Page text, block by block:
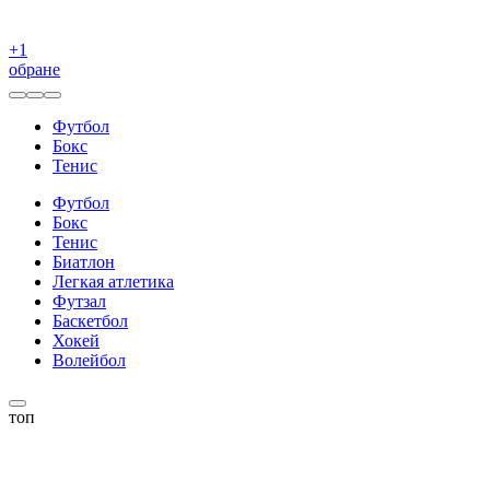
+1
обране
Футбол
Бокс
Тенис
Футбол
Бокс
Тенис
Биатлон
Легкая атлетика
Футзал
Баскетбол
Хокей
Волейбол
топ